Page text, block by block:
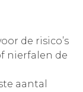
de risico’s
nierfalen de
aantal